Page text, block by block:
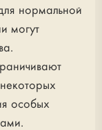
нормальной
могут
особых